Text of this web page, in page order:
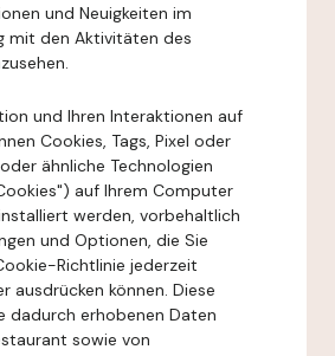
und Neuigkeiten im
mit den Aktivitäten des
und Ihren Interaktionen auf
Cookies, Tags, Pixel oder
ähnliche Technologien
auf Ihrem Computer
werden, vorbehaltlich
und Optionen, die Sie
Richtlinie jederzeit
ausdrücken können. Diese
dadurch erhobenen Daten
sowie von